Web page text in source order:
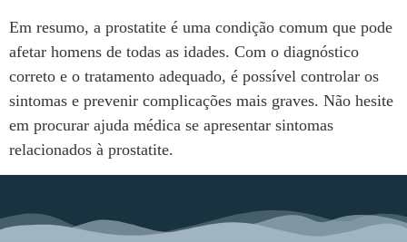
Em resumo, a prostatite é uma condição comum que pode
afetar homens de todas as idades. Com o diagnóstico
correto e o tratamento adequado, é possível controlar os
sintomas e prevenir complicações mais graves. Não hesite
em procurar ajuda médica se apresentar sintomas
relacionados à prostatite.